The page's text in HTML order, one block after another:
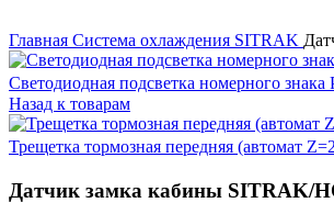
Главная Система охлаждения SITRAK
Светодиодная подсветка номерного
Назад к товарам
Трещетка тормозная передняя (автомат
Датчик замка кабины SITRAK/